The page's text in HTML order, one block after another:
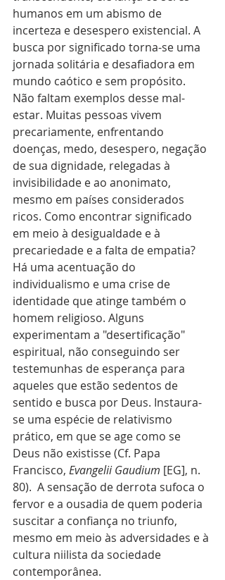
humanos em um abismo de
incerteza e desespero existencial. A
busca por significado torna-se uma
jornada solitária e desafiadora em
mundo caótico e sem propósito.
Não faltam exemplos desse mal-
estar. Muitas pessoas vivem
precariamente, enfrentando
doenças, medo, desespero, negação
de sua dignidade, relegadas à
invisibilidade e ao anonimato,
mesmo em países considerados
ricos. Como encontrar significado
em meio à desigualdade e à
precariedade e a falta de empatia?
Há uma acentuação do
individualismo e uma crise de
identidade que atinge também o
homem religioso. Alguns
experimentam a "desertificação"
espiritual, não conseguindo ser
testemunhas de esperança para
aqueles que estão sedentos de
sentido e busca por Deus. Instaura-
se uma espécie de relativismo
prático, em que se age como se
Deus não existisse (Cf. Papa
Francisco, Evangelii Gaudium [EG], n.
80).  A sensação de derrota sufoca o
fervor e a ousadia de quem poderia
suscitar a confiança no triunfo,
mesmo em meio às adversidades e à
cultura niilista da sociedade
contemporânea.